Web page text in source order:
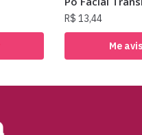
R$ 13,44
Me